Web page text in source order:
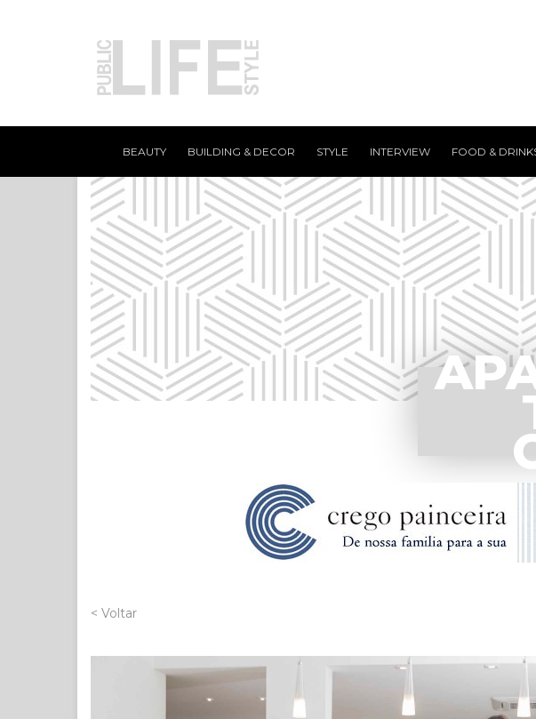
BEAUTY BUILDING & DECOR STYLE INTERVIEW FOOD &
< Voltar